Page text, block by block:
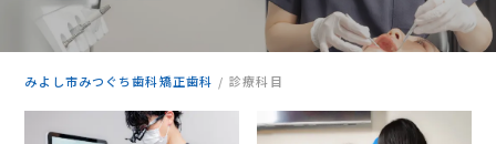
みよし市みつぐち歯科矯正歯科 診療科目